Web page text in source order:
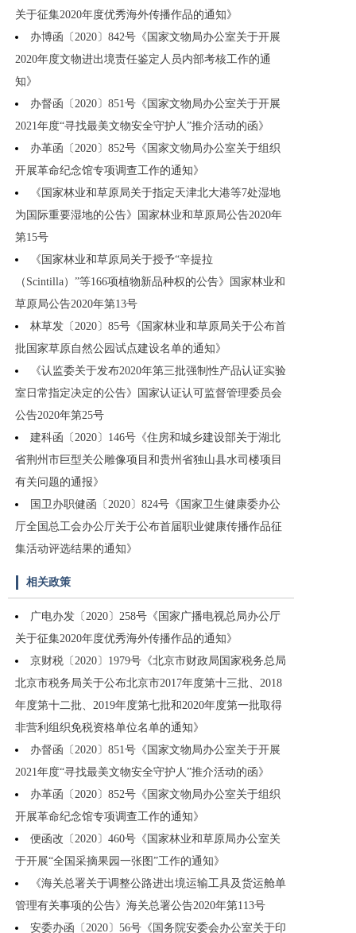
关于征集2020年度优秀海外传播作品的通知》
办博函〔2020〕842号《国家文物局办公室关于开展
2020年度文物进出境责任鉴定人员内部考核工作的通
知》
办督函〔2020〕851号《国家文物局办公室关于开展
2021年度“寻找最美文物安全守护人”推介活动的函》
办革函〔2020〕852号《国家文物局办公室关于组织
开展革命纪念馆专项调查工作的通知》
《国家林业和草原局关于指定天津北大港等7处湿地
为国际重要湿地的公告》国家林业和草原局公告2020年
第15号
《国家林业和草原局关于授予“辛提拉
（Scintilla）”等166项植物新品种权的公告》国家林业和
草原局公告2020年第13号
林草发〔2020〕85号《国家林业和草原局关于公布首
批国家草原自然公园试点建设名单的通知》
《认监委关于发布2020年第三批强制性产品认证实验
室日常指定决定的公告》国家认证认可监督管理委员会
公告2020年第25号
建科函〔2020〕146号《住房和城乡建设部关于湖北
省荆州市巨型关公雕像项目和贵州省独山县水司楼项目
有关问题的通报》
国卫办职健函〔2020〕824号《国家卫生健康委办公
厅全国总工会办公厅关于公布首届职业健康传播作品征
集活动评选结果的通知》
相关政策
广电办发〔2020〕258号《国家广播电视总局办公厅
关于征集2020年度优秀海外传播作品的通知》
京财税〔2020〕1979号《北京市财政局国家税务总局
北京市税务局关于公布北京市2017年度第十三批、2018
年度第十二批、2019年度第七批和2020年度第一批取得
非营利组织免税资格单位名单的通知》
办督函〔2020〕851号《国家文物局办公室关于开展
2021年度“寻找最美文物安全守护人”推介活动的函》
办革函〔2020〕852号《国家文物局办公室关于组织
开展革命纪念馆专项调查工作的通知》
便函改〔2020〕460号《国家林业和草原局办公室关
于开展“全国采摘果园一张图”工作的通知》
《海关总署关于调整公路进出境运输工具及货运舱单
管理有关事项的公告》海关总署公告2020年第113号
安委办函〔2020〕56号《国务院安委会办公室关于印